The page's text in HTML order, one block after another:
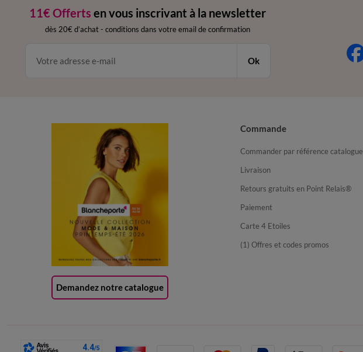
11€ Offerts en vous inscrivant à la newsletter
dès 20€ d’achat - conditions dans votre email de confirmation
Ok
Demandez notre catalogue
Commande
Commander par référence catalogue
Livraison
Retours gratuits en Point Relais®
Paiement
Carte 4 Etoiles
(1) Offres et codes promos